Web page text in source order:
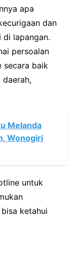
apa
dan
di lapangan.
persoalan
secara baik
daerah,
Melanda
Wonogiri
untuk
ketahui